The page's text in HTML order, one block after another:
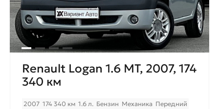
Renault Logan 1.6 MT, 2007, 174
340 км
2007 174 340 км 1.6 л. Бензин Механика Передний